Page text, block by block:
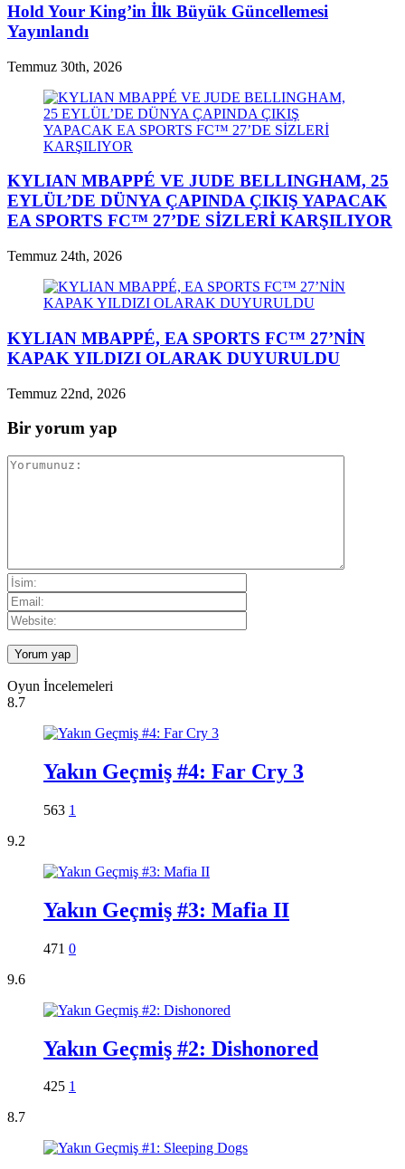
Hold Your King’in İlk Büyük Güncellemesi
Yayınlandı
Temmuz 30th, 2026
KYLIAN MBAPPÉ VE JUDE BELLINGHAM, 25
EYLÜL’DE DÜNYA ÇAPINDA ÇIKIŞ YAPACAK
EA SPORTS FC™ 27’DE SİZLERİ KARŞILIYOR
Temmuz 24th, 2026
KYLIAN MBAPPÉ, EA SPORTS FC™ 27’NİN
KAPAK YILDIZI OLARAK DUYURULDU
Temmuz 22nd, 2026
Bir yorum yap
Oyun İncelemeleri
8.7
Yakın Geçmiş #4: Far Cry 3
563 1
9.2
Yakın Geçmiş #3: Mafia II
471 0
9.6
Yakın Geçmiş #2: Dishonored
425 1
8.7